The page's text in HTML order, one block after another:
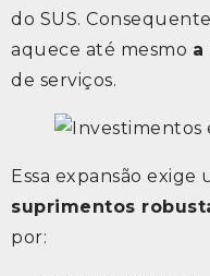
do SUS.
aquece até mesmo a
de serviços.
Essa expansão exige
suprimentos
por: